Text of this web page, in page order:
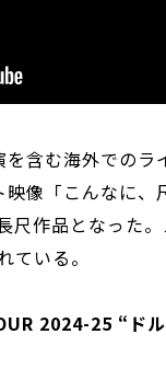
含む海外でのラ
像「こんなに
尺作品となった
ている。
2024-25 “ド